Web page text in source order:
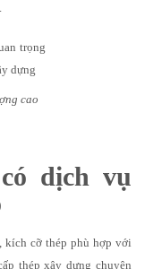
cao
dịch vụ
kích cỡ thép phù hợp với
thép xây dựng chuyên